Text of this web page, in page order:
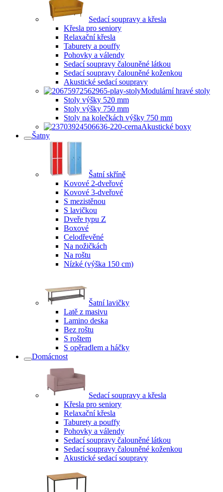
Sedací soupravy a křesla
Křesla pro seniory
Relaxační křesla
Taburety a pouffy
Pohovky a válendy
Sedací soupravy čalouněné látkou
Sedací soupravy čalouněné koženkou
Akustické sedací soupravy
Modulární hravé stoly
Stoly výšky 520 mm
Stoly výšky 750 mm
Stoly na kolečkách výšky 750 mm
Akustické boxy
Šatny
Šatní skříně
Kovové 2-dveřové
Kovové 3-dveřové
S mezistěnou
S lavičkou
Dveře typu Z
Boxové
Celodřevěné
Na nožičkách
Na roštu
Nízké (výška 150 cm)
Šatní lavičky
Latě z masivu
Lamino deska
Bez roštu
S roštem
S opěradlem a háčky
Domácnost
Sedací soupravy a křesla
Křesla pro seniory
Relaxační křesla
Taburety a pouffy
Pohovky a válendy
Sedací soupravy čalouněné látkou
Sedací soupravy čalouněné koženkou
Akustické sedací soupravy